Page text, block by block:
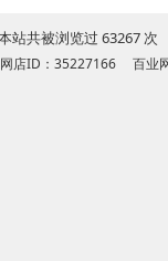
站共被浏览过 63267 次
店ID：35227166 百业